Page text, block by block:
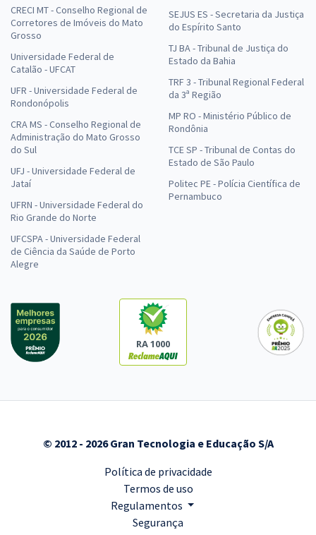
CRECI MT - Conselho Regional de
Corretores de Imóveis do Mato
Grosso
Universidade Federal de
Catalão - UFCAT
UFR - Universidade Federal de
Rondonópolis
CRA MS - Conselho Regional de
Administração do Mato Grosso
do Sul
UFJ - Universidade Federal de
Jataí
UFRN - Universidade Federal do
Rio Grande do Norte
UFCSPA - Universidade Federal
de Ciência da Saúde de Porto
Alegre
SEJUS ES - Secretaria da Justiça
do Espírito Santo
TJ BA - Tribunal de Justiça do
Estado da Bahia
TRF 3 - Tribunal Regional Federal
da 3ª Região
MP RO - Ministério Público de
Rondônia
TCE SP - Tribunal de Contas do
Estado de São Paulo
Politec PE - Polícia Científica de
Pernambuco
RA 1000
© 2012 - 2026 Gran Tecnologia e Educação S/A
Política de privacidade
Termos de uso
Regulamentos
Segurança